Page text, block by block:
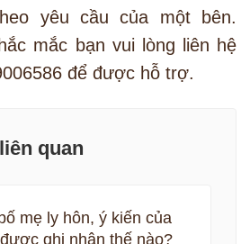
yêu cầu của một bên.
mắc bạn vui lòng liên hệ
để được hỗ trợ.
quan
mẹ ly hôn, ý kiến của
ghi nhận thế nào?